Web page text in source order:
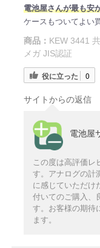
電池屋さんが最も安
ケースもついてよい
商品： KEW 3441
メガ JIS認証
役に立った 0
サイトからの返信
電池屋
この度は高評価レ
す。アナログの計
に感じていただけ
付いてのご購入、
す。お客様の期待
ます。